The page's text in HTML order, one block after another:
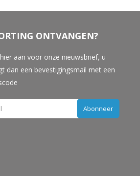
ONTVANGEN?
aan voor onze nieuwsbrief, u
dan een bevestigingsmail met een
Abonneer